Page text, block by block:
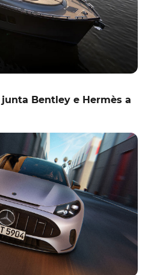
Bentley e Hermès a